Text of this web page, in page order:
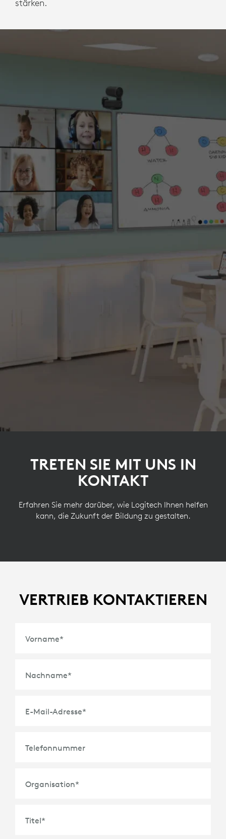
stärken.
TRETEN SIE MIT UNS IN
KONTAKT
Erfahren Sie mehr darüber, wie Logitech Ihnen helfen
kann, die Zukunft der Bildung zu gestalten.
VERTRIEB KONTAKTIEREN
Vorname*
Nachname*
E-Mail-Adresse*
Telefonnummer
Organisation*
Titel*